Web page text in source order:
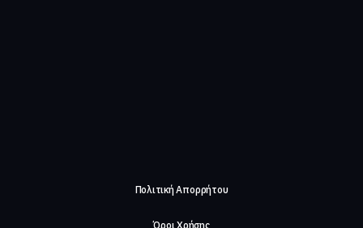
Πολιτική Απορρήτου
Όροι Χρήσης